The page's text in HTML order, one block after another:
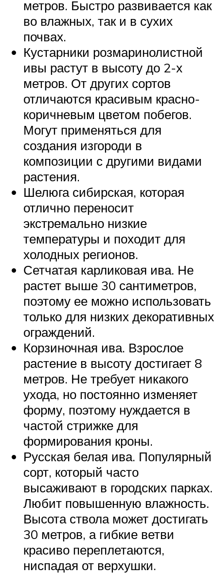
метров. Быстро развивается как
во влажных, так и в сухих
почвах.
Кустарники розмаринолистной
ивы растут в высоту до 2-х
метров. От других сортов
отличаются красивым красно-
коричневым цветом побегов.
Могут применяться для
создания изгороди в
композиции с другими видами
растения.
Шелюга сибирская, которая
отлично переносит
экстремально низкие
температуры и походит для
холодных регионов.
Сетчатая карликовая ива. Не
растет выше 30 сантиметров,
поэтому ее можно использовать
только для низких декоративных
ограждений.
Корзиночная ива. Взрослое
растение в высоту достигает 8
метров. Не требует никакого
ухода, но постоянно изменяет
форму, поэтому нуждается в
частой стрижке для
формирования кроны.
Русская белая ива. Популярный
сорт, который часто
высаживают в городских парках.
Любит повышенную влажность.
Высота ствола может достигать
30 метров, а гибкие ветви
красиво переплетаются,
ниспадая от верхушки.